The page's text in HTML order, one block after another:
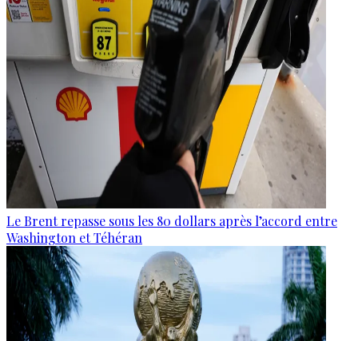
Le Brent repasse sous les 80 dollars après l’accord entre
Washington et Téhéran